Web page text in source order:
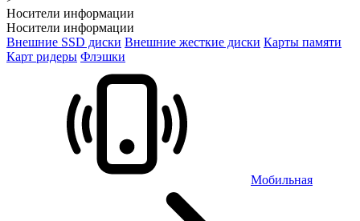
Носители информации
Носители информации
Внешние SSD диски Внешние жесткие диски Карты памяти
Карт ридеры Флэшки
Мобильная